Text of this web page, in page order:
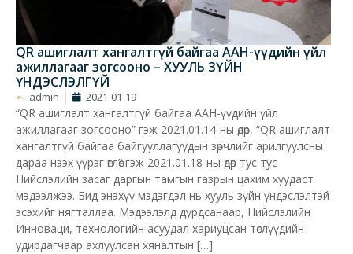
QR ашиглалт хангалтгүй байгаа ААН-үүдийн үйл
ажиллагааг зогсооно – ХУУЛЬ ЗҮЙН
ҮНДЭСЛЭЛГҮЙ
admin 2021-01-19
“QR ашиглалт хангалтгүй байгаа ААН-үүдийн үйл
ажиллагааг зогсооно” гэж 2021.01.14-ны өдөр, “QR ашиглалт
хангалтгүй байгаа байгууллагуудын зөрчлийг арилгуулсны
дараа нээх үүрэг өглөө” гэж 2021.01.18-ны өдөр тус тус
Нийслэлийн засаг даргын тамгын газрын цахим хуудаст
мэдээлжээ. Бид энэхүү мэдэгдэл нь хууль зүйн үндэслэлтэй
эсэхийг нягталлаа. Мэдээлэлд дурдсанаар, Нийслэлийн
Инноваци, технологийн асуудал хариуцсан төслүүдийн
удирдагчаар ахлуулсан хяналтын […]